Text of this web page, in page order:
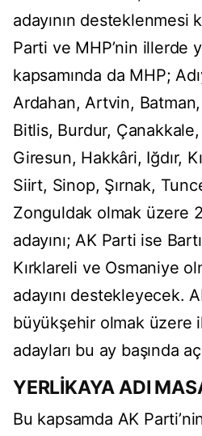
adayının desteklenmesi
Parti ve MHP’nin illerde
kapsamında da MHP;
Ardahan, Artvin,
Bitlis, Burdur,
Giresun, Hakkâri, Iğdır,
Siirt, Sinop, Şırnak,
Zonguldak olmak üzere
adayını; AK Parti ise
Kırklareli ve Osmaniye
adayını destekleyecek.
büyükşehir olmak üzere
adayları bu ay başında
YERLİKAYA ADI
Bu kapsamda AK